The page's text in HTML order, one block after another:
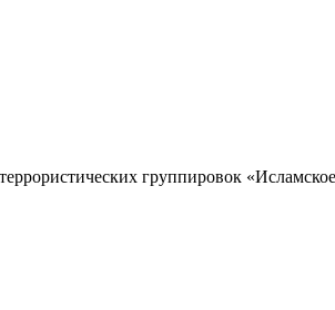
группировок «Исламское